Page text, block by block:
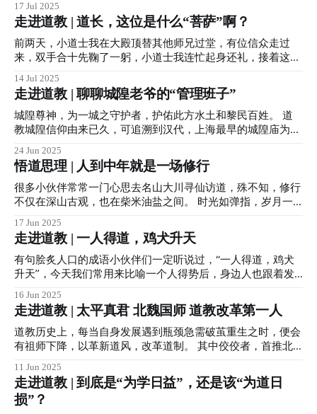
病。 那么该如何练习呢？
的仙迹与传说。 西安的街道犹如棋盘，东西南北纵横交错，
井然有序。 然而，位于古城中心的湘子庙街却与众不同，斜
向西南延伸；而旁边的德福巷则走向西北。这一切都源于先有
湘子庙，人们为避让庙宇而形成的独特街巷布局。德福巷的名
“德福巷”。 那么，韩湘子究竟做了哪些善举，赢得了西安市民
的敬仰呢？ 原来，古代西安的井水大多苦涩难饮，城内的用
水主要依靠由“八水”引出的漕渠、清明渠、
北辙大错特错... 祖天师张道陵于东汉顺帝时创立道教后，为了
便于管理和教化民众，遂设立了“二十四治”。 “二十四治”，
即：在所辖教区分设的二十四个活动地域，也如现在的城市、
地区划分。当时负责这一教区的最高首领，就称为“祭酒”。
的教民的权利，同时还要主持宗教活动（即宗教仪式）等。
历史上，著名的“祭酒”有许多，如“书圣”王羲之，“田园隐士”
陶渊明等。 由于道教信仰历来提倡万物玄同，具有早期男女
平等思想，“祭酒”中也不乏女性。 茅山上清派祖师魏华存魏夫
酒”。 魏夫人，
17 Jul 2025
走进道教 | 道长，这位是什么“菩萨”啊？
前两天，小道士我在大殿顶替其他师兄过堂，有位信众走过
来，双手合十先鞠了一躬，小道士我连忙起身还礼，接着这位
后，这位朋友幡然醒悟。 其实类似问题已经不是第一次碰
到。 实际上，道教神明并不以菩萨称呼，而是有很多自己的
称谓，如“天尊、帝君、真君、星君、元君”等等，而且这些称
谓都有特殊的含义。 “天尊”是道教神仙体系里对地位最高神明
神是三清天尊，由先天之炁化生而来，代表大道本源。又被称
为“虚无自然大罗三清三境三宝天尊”，这三位尊神分别是：玉
清元始天尊、上清灵宝天尊和太清道德天尊，其中又以元始天
尊为最高神。 排在三清天尊后面的是玉皇大帝，也尊其为玉
众神之王，在道教神阶中修为境界不是最高，但是神权最大。
此外道教还有化身三界、救苦救难的太乙救苦天尊以及雷部雷
祖九天应元雷声普化天尊等等。 “帝君”是道教神仙的一种尊
号，很多天仙真圣也可以被称为帝君，他们的神职常在真君之
上。 但一些帝君有时也会被称为天尊，
14 Jul 2025
走进道教 | 聊聊城隍老爷的“管理班子”
城隍尊神，为一城之守护者，护佑此方水土和黎民百姓。 道
教城隍信仰由来已久，可追溯到汉代，上海最早的城隍庙为宋
的大力推广，朱元璋便曾经下诏令要求全国各地每处每城均兴
建城隍庙，供奉城隍尊神，城隍信仰自此大兴。 俗话说的
好，“县官不如现管”，城隍尊神既是“县官”更是“现管”。 正如
一副脍炙人口的楹联写道：“善恶到头皆有报，是非结底自分
隍尊神在冥冥中守护着每个人、每座城、每个故事… 正由于道
教城隍信仰深深植根于民众百姓之间，故即便几经波折，各地
城隍庙也多香火不断，延续至今。 由于管理范围广、管理人
口数量多…城隍尊神同样有自己的一套管理班子，也就是自己
为例简单聊聊。 首先便是两位判官老爷，分为文武判官，文
判官的职务相当等于旧时衙门里的左典史，手握生死簿，调查
人们的善恶及寿夭，执行各司的的判文或检阅记录，而武判官
则是相当于右典史，对于恶行业已判明者，举笔执行刑罚。
其次便是日游、夜巡二神，负责日夜监察人间，以及一众衙役
等差
24 Jun 2025
悟道思理 | 人到中年就是一场修行
很多小伙伴常常一门心思去名山大川寻仙访道，殊不知，修行
不仅在深山古观，也在柴米油盐之间。 时光如弹指，岁月一
工作、家庭和生活虽然日益安稳，但时代在前进，年轻人越来
越多，而我们却越来越拘谨小心，变得生机不再，就连原本茁
壮成长的根根青丝，都明显出现了下岗再就业的趋势。 日益
发福好像事业有成的中年人们，并不比年轻人轻松到哪里去。
非。 中年的你我，走过了那么多的路，经历了那么多的事，
也见识过形形色色的人和事，如果不是童心未泯，大多有了明
辨是非的能力。 同时也明白了，生活里聪明人会做到与良师
益友结交，亲君子远小人，三五朋友闲聊时，每人的看法都不
的，不能听着舒服就喜欢，数落你的，也不能因心生反感就避
而远之。 中年人更要明白滴水之恩涌泉相报。 人生很短，没
有谁能一帆风顺。 一路走来，免不了磕磕碰碰，经历挫折困
17 Jun 2025
走进道教 | 一人得道，鸡犬升天
有句脍炙人口的成语小伙伴们一定听说过，“一人得道，鸡犬
升天”，今天我们常用来比喻一个人得势后，身边人也跟着发
义，即一个人得道成仙后，他家里的鸡和狗也能跟着一起飞升
上天。 这句成语的由来和道教许逊祖师有关。 许逊，字敬
之，江西南昌县人。得道成仙之前在西晋太康年间曾出任过四
川旌阳县令，所以，许祖也被称为许旌阳，由于许祖精于水利
自然受到当地百姓的爱戴。 后来由于时局不稳，战乱四起，
许祖便辞官一心修行，创立了道教净明派，被尊为净明派祖
师。 在许祖道寿一百三十六岁时，也就是东晋宁康二年（374
16 Jun 2025
走进道教 | 太平真君 北魏国师 道教改革第一人
道教历史上，每当自身发展遇到瓶颈急需破茧重生之时，便会
有祖师下降，以革新道风，改革道制。 其中佼佼者，首推北
年）北魏著名道士，道教改革家，上谷昌平（今属北京）人。
道教自张道陵天师于东汉正式创立后，历经三国、魏晋数百年
间，在组织形式、教理教义以及社会影响上，均有很大的发展
11 Jun 2025
走进道教 | 到底是“为学日益”，还是该“为道日
损”？